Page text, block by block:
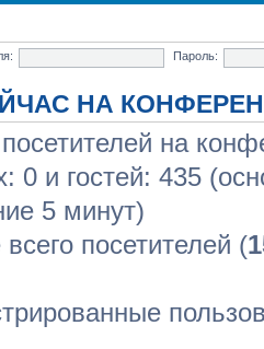
Пароль:
НА
на
0 и гостей: 435
5 минут)
посетителей (